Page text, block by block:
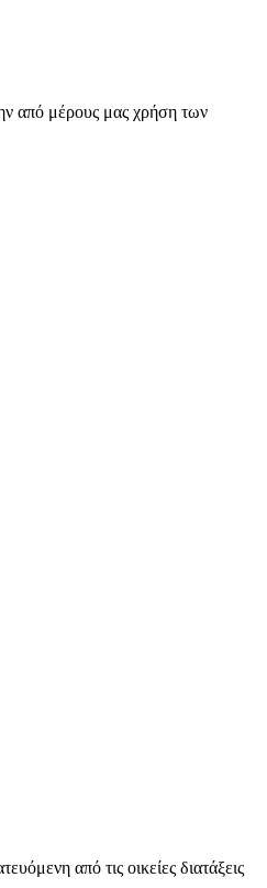
από μέρους μας χρήση των
από τις οικείες διατάξεις